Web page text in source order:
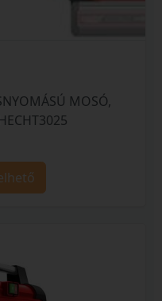
MOSÓ,